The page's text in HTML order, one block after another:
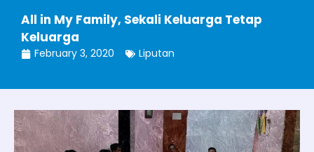
All in My Family, Sekali Keluarga Tetap
Keluarga
February 3, 2020 Liputan